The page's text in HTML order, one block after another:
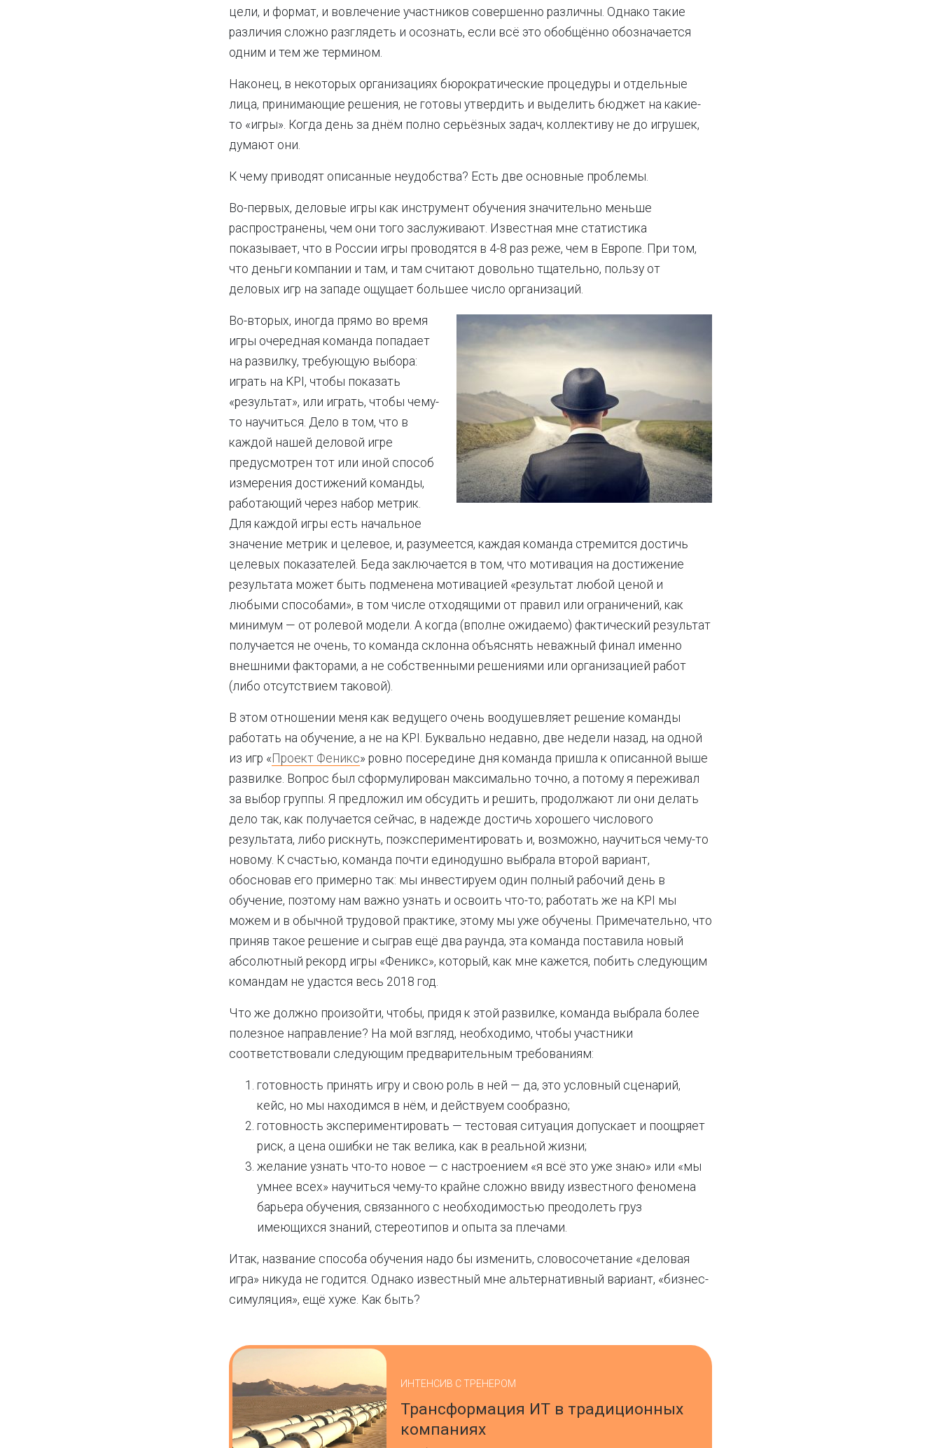
цели, и формат, и вовлечение участников совершенно различны. Однако такие
различия сложно разглядеть и осознать, если всё это обобщённо обозначается
одним и тем же термином.
Наконец, в некоторых организациях бюрократические процедуры и отдельные
лица, принимающие решения, не готовы утвердить и выделить бюджет на какие-
то «игры». Когда день за днём полно серьёзных задач, коллективу не до игрушек,
думают они.
К чему приводят описанные неудобства? Есть две основные проблемы.
Во-первых, деловые игры как инструмент обучения значительно меньше
распространены, чем они того заслуживают. Известная мне статистика
показывает, что в России игры проводятся в 4-8 раз реже, чем в Европе. При том,
что деньги компании и там, и там считают довольно тщательно, пользу от
деловых игр на западе ощущает большее число организаций.
Во-вторых, иногда прямо во время
игры очередная команда попадает
на развилку, требующую выбора:
играть на KPI, чтобы показать
«результат», или играть, чтобы чему-
то научиться. Дело в том, что в
каждой нашей деловой игре
предусмотрен тот или иной способ
измерения достижений команды,
работающий через набор метрик.
Для каждой игры есть начальное
значение метрик и целевое, и, разумеется, каждая команда стремится достичь
целевых показателей. Беда заключается в том, что мотивация на достижение
результата может быть подменена мотивацией «результат любой ценой и
любыми способами», в том числе отходящими от правил или ограничений, как
минимум — от ролевой модели. А когда (вполне ожидаемо) фактический результат
получается не очень, то команда склонна объяснять неважный финал именно
внешними факторами, а не собственными решениями или организацией работ
(либо отсутствием таковой).
В этом отношении меня как ведущего очень воодушевляет решение команды
работать на обучение, а не на KPI. Буквально недавно, две недели назад, на одной
из игр « Проект Феникс» ровно посередине дня команда пришла к описанной выше
развилке. Вопрос был сформулирован максимально точно, а потому я переживал
за выбор группы. Я предложил им обсудить и решить, продолжают ли они делать
дело так, как получается сейчас, в надежде достичь хорошего числового
результата, либо рискнуть, поэкспериментировать и, возможно, научиться чему-то
новому. К счастью, команда почти единодушно выбрала второй вариант,
обосновав его примерно так: мы инвестируем один полный рабочий день в
обучение, поэтому нам важно узнать и освоить что-то; работать же на KPI мы
можем и в обычной трудовой практике, этому мы уже обучены. Примечательно, что
приняв такое решение и сыграв ещё два раунда, эта команда поставила новый
абсолютный рекорд игры «Феникс», который, как мне кажется, побить следующим
командам не удастся весь 2018 год.
Что же должно произойти, чтобы, придя к этой развилке, команда выбрала более
полезное направление? На мой взгляд, необходимо, чтобы участники
соответствовали следующим предварительным требованиям:
готовность принять игру и свою роль в ней — да, это условный сценарий,
кейс, но мы находимся в нём, и действуем сообразно;
готовность экспериментировать — тестовая ситуация допускает и поощряет
риск, а цена ошибки не так велика, как в реальной жизни;
желание узнать что-то новое — с настроением «я всё это уже знаю» или «мы
умнее всех» научиться чему-то крайне сложно ввиду известного феномена
барьера обучения, связанного с необходимостью преодолеть груз
имеющихся знаний, стереотипов и опыта за плечами.
Итак, название способа обучения надо бы изменить, словосочетание «деловая
игра» никуда не годится. Однако известный мне альтернативный вариант, «бизнес-
симуляция», ещё хуже. Как быть?
ИНТЕНСИВ С ТРЕНЕРОМ
Трансформация ИТ в традиционных
компаниях